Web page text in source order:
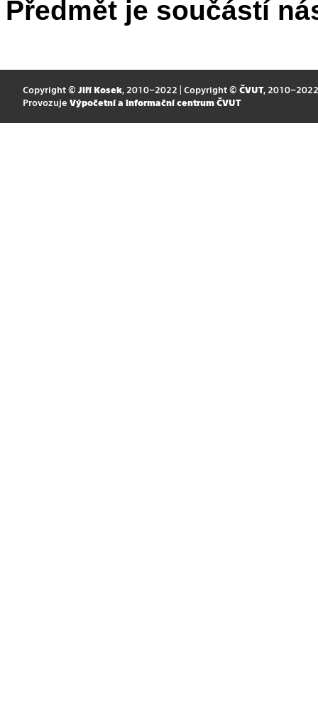
Předmět je součástí
Copyright © Jiří Kosek, 2010–2022 | Copyright © ČVUT, 2010–2022
Provozuje Výpočetní a informační centrum ČVUT